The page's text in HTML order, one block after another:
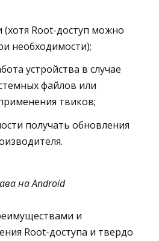
(хотя Root-доступ можно
необходимости);
устройства в случае
файлов или
твиков;
получать обновления
на Android
и
Root-доступа и твердо